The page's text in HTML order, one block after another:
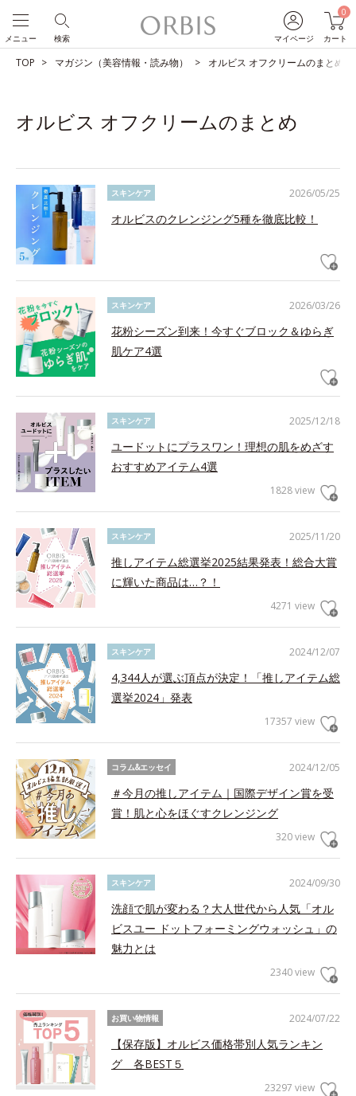
マイページ
0
カート
検索
メニュー
TOP マガジン（美容情報・読み物） オルビス オフクリームのまとめ
オルビス オフクリームのまとめ
2026/05/25
スキンケア
オルビスのクレンジング5種を徹底比較！
2026/03/26
スキンケア
花粉シーズン到来！今すぐブロック＆ゆらぎ
肌ケア4選
2025/12/18
スキンケア
ユードットにプラスワン！理想の肌をめざす
おすすめアイテム4選
1828 view
2025/11/20
スキンケア
推しアイテム総選挙2025結果発表！総合大賞
に輝いた商品は…？！
4271 view
2024/12/07
スキンケア
4,344人が選ぶ頂点が決定！「推しアイテム総
選挙2024」発表
17357 view
2024/12/05
コラム&エッセイ
＃今月の推しアイテム｜国際デザイン賞を受
賞！肌と心をほぐすクレンジング
320 view
2024/09/30
スキンケア
洗顔で肌が変わる？大人世代から人気「オル
ビスユー ドットフォーミングウォッシュ」の
魅力とは
2340 view
2024/07/22
お買い物情報
【保存版】オルビス価格帯別人気ランキン
グ 各BEST５
23297 view